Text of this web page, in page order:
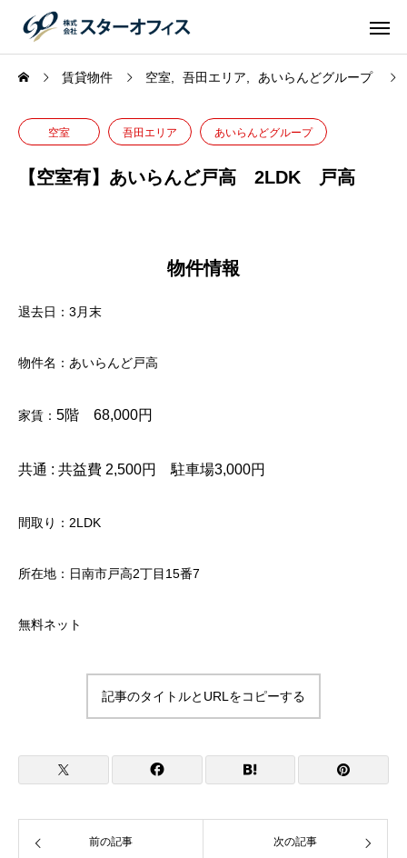
賃貸物件 空室 吾田エリア あいらんどグループ
空室 吾田エリア あいらんどグループ
【空室有】あいらんど戸高 2LDK 戸高
物件情報
退去日：3月末
物件名：あいらんど戸高
家賃： 5階 68,000円
共通 : 共益費 2,500円 駐車場3,000円
間取り：2LDK
所在地：日南市戸高2丁目15番7
無料ネット
記事のタイトルとURLをコピーする
前の記事 次の記事